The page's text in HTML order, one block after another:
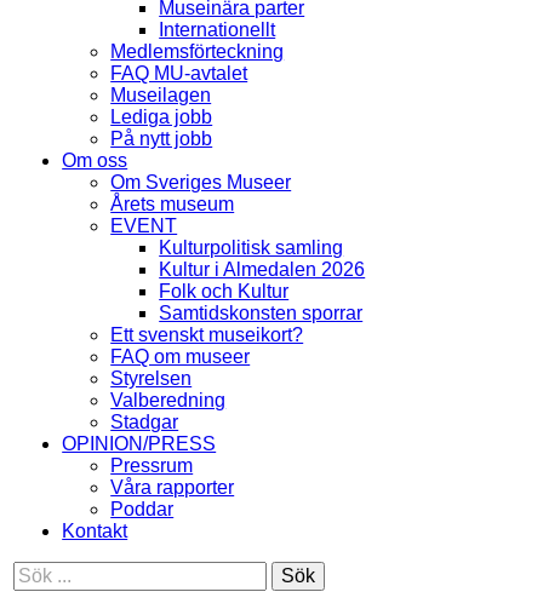
Museinära parter
Internationellt
Medlemsförteckning
FAQ MU-avtalet
Museilagen
Lediga jobb
På nytt jobb
Om oss
Om Sveriges Museer
Årets museum
EVENT
Kulturpolitisk samling
Kultur i Almedalen 2026
Folk och Kultur
Samtidskonsten sporrar
Ett svenskt museikort?
FAQ om museer
Styrelsen
Valberedning
Stadgar
OPINION/PRESS
Pressrum
Våra rapporter
Poddar
Kontakt
Sök